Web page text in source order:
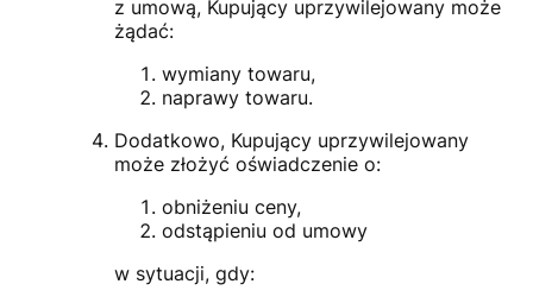
z umową, Kupujący uprzywilejowany może
żądać:
wymiany towaru,
naprawy towaru.
Dodatkowo, Kupujący uprzywilejowany
może złożyć oświadczenie o:
obniżeniu ceny,
odstąpieniu od umowy
w sytuacji, gdy: